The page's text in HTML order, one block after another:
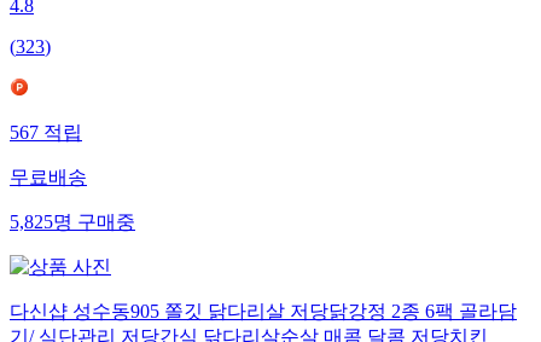
4.8
(323)
567 적립
무료배송
5,825명 구매중
다신샵 성수동905 쫄깃 닭다리살 저당닭강정 2종 6팩 골라담
기/ 식단관리 저당간식 닭다리살순살 매콤 달콤 저당치킨